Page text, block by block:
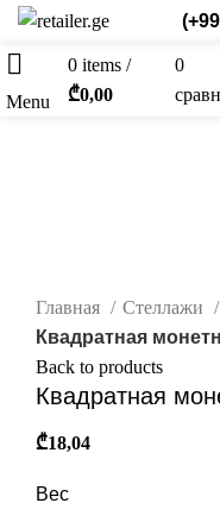
Menu
0 items /
₾0,00
0
Главная
Стеллажи
Квадратная
Back to products
Квадратная
₾18,04
Вес